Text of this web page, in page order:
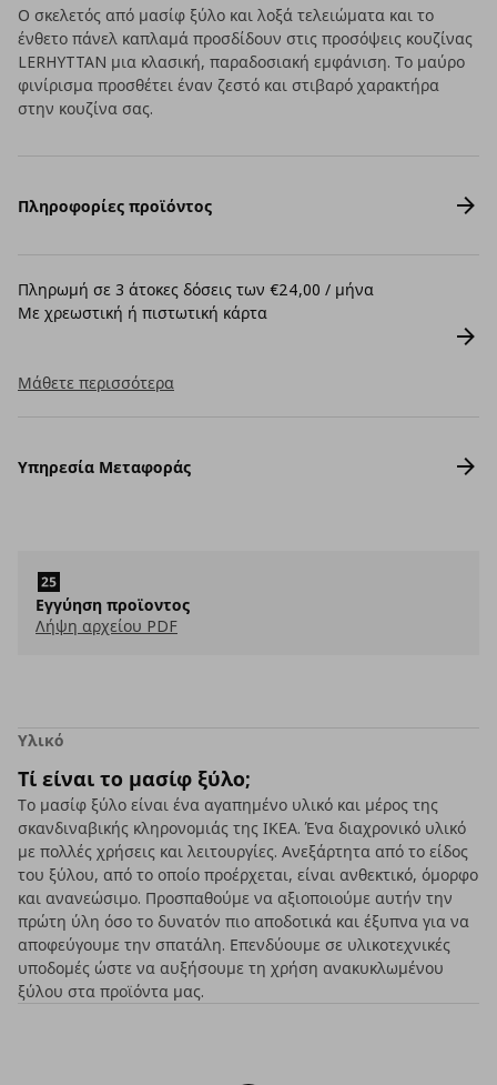
Ο σκελετός από μασίφ ξύλο και λοξά τελειώματα και το
ένθετο πάνελ καπλαμά προσδίδουν στις προσόψεις κουζίνας
LERHYTTAN μια κλασική, παραδοσιακή εμφάνιση. Το μαύρο
φινίρισμα προσθέτει έναν ζεστό και στιβαρό χαρακτήρα
στην κουζίνα σας.
Πληροφορίες προϊόντος
Πληρωμή σε 3 άτοκες δόσεις των €24,00 / μήνα
Με χρεωστική ή πιστωτική κάρτα
Μάθετε περισσότερα
Υπηρεσία Μεταφοράς
Εγγύηση προϊοντος
Λήψη αρχείου PDF
Υλικό
Τί είναι το μασίφ ξύλο;
Το μασίφ ξύλο είναι ένα αγαπημένο υλικό και μέρος της
σκανδιναβικής κληρονομιάς της ΙΚΕΑ. Ένα διαχρονικό υλικό
με πολλές χρήσεις και λειτουργίες. Ανεξάρτητα από το είδος
του ξύλου, από το οποίο προέρχεται, είναι ανθεκτικό, όμορφο
και ανανεώσιμο. Προσπαθούμε να αξιοποιούμε αυτήν την
πρώτη ύλη όσο το δυνατόν πιο αποδοτικά και έξυπνα για να
αποφεύγουμε την σπατάλη. Επενδύουμε σε υλικοτεχνικές
υποδομές ώστε να αυξήσουμε τη χρήση ανακυκλωμένου
ξύλου στα προϊόντα μας.